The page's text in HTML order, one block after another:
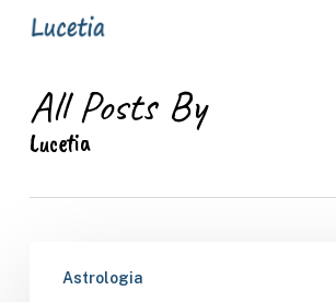
contentAll Posts By
Lucetia
Astrologia